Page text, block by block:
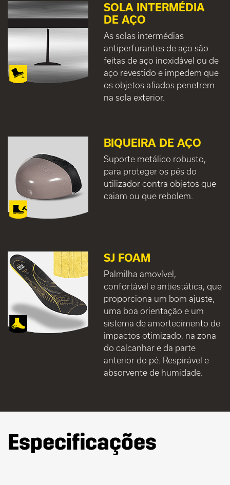
SOLA INTERMÉDIA
DE AÇO
As solas intermédias
antiperfurantes de aço são
feitas de aço inoxidável ou de
aço revestido e impedem que
os objetos afiados penetrem
na sola exterior.
BIQUEIRA DE AÇO
Suporte metálico robusto,
para proteger os pés do
utilizador contra objetos que
caiam ou que rebolem.
SJ FOAM
Palmilha amovível,
confortável e antiestática, que
proporciona um bom ajuste,
uma boa orientação e um
sistema de amortecimento de
impactos otimizado, na zona
do calcanhar e da parte
anterior do pé. Respirável e
absorvente de humidade.
Especificações